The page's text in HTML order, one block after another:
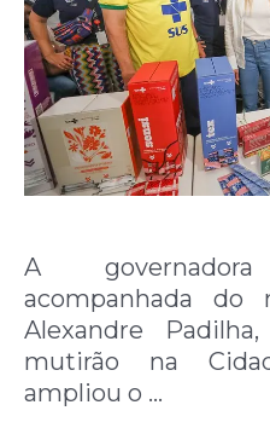
A
acompanhada do
Alexandre
mutirão na
ampliou o …